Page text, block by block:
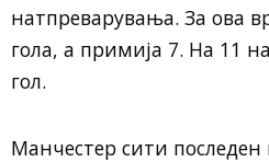
натпреварувања. За ова
гола, а примија 7. На 11
гол.
Манчестер сити последен